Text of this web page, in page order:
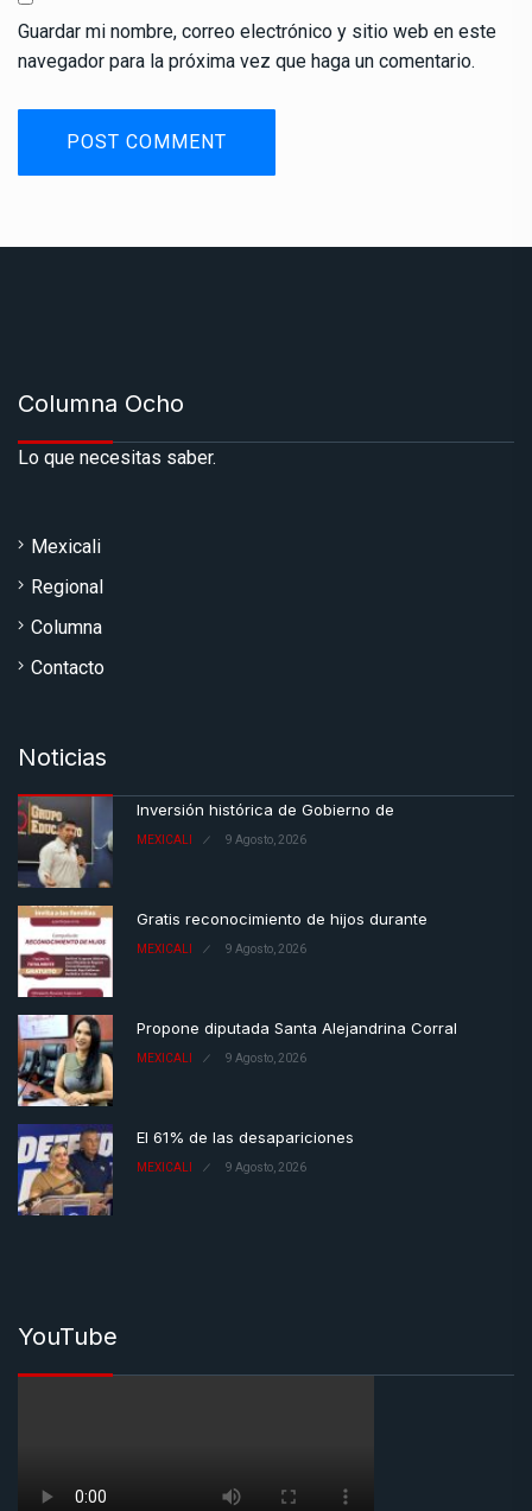
Guardar mi nombre, correo electrónico y sitio web en este
navegador para la próxima vez que haga un comentario.
Columna Ocho
Lo que necesitas saber.
Mexicali
Regional
Columna
Contacto
Noticias
Inversión histórica de Gobierno de
MEXICALI 9 Agosto, 2026
Gratis reconocimiento de hijos durante
MEXICALI 9 Agosto, 2026
Propone diputada Santa Alejandrina Corral
MEXICALI 9 Agosto, 2026
El 61% de las desapariciones
MEXICALI 9 Agosto, 2026
YouTube